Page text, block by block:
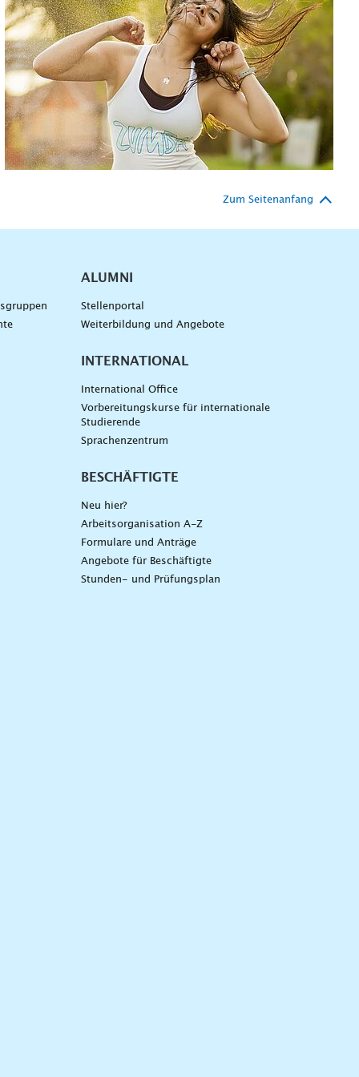
Zum Seitenanfang
ALUMNI
Stellenportal
Weiterbildung und Angebote
INTERNATIONAL
International Office
Vorbereitungskurse für internationale
Studierende
Sprachenzentrum
BESCHÄFTIGTE
Neu hier?
Arbeitsorganisation A-Z
Formulare und Anträge
Angebote für Beschäftigte
Stunden- und Prüfungsplan